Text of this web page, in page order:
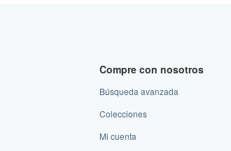
Compre con nosotros
Búsqueda avanzada
Colecciones
Mi cuenta